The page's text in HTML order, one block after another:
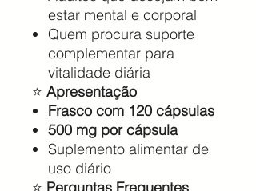
estar mental e corporal
Quem procura suporte
complementar para
vitalidade diária
⭐ Apresentação
Frasco com 120 cápsulas
500 mg por cápsula
Suplemento alimentar de
uso diário